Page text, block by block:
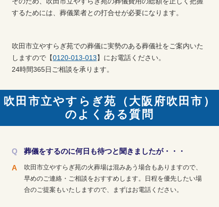
するためには、葬儀業者との打合せが必要になります。
吹田市立やすらぎ苑での葬儀に実勢のある葬儀社をご案内いた
しますので【0120-013-013】にお電話ください。
24時間365日ご相談を承ります。
吹田市立やすらぎ苑（大阪府吹田市）
のよくある質問
葬儀をするのに何日も待つと聞きましたが・・・
吹田市立やすらぎ苑の火葬場は混みあう場合もありますので、
早めのご連絡・ご相談をおすすめします。日程を優先したい場
合のご提案もいたしますので、まずはお電話ください。